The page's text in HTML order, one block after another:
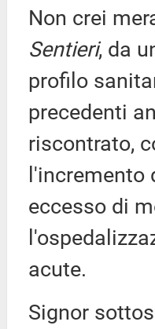
Non crei
Sentieri, da
profilo
precedenti
riscontrato,
eccesso di
acute.
Signor